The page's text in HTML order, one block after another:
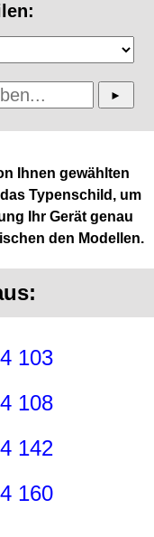
Ihnen gewählten
Typenschild, um
Ihr Gerät genau
den Modellen.
103
108
142
160